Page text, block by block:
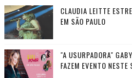
CLAUDIA LEITTE
EM SÃO PAULO
"A USURPADORA"
FAZEM EVENTO